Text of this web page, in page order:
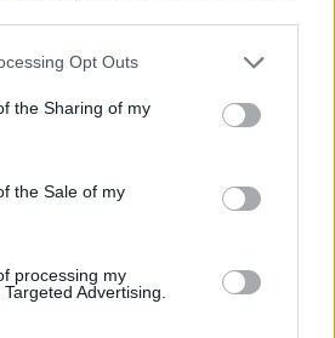
Opt Outs
the Sharing of my
the Sale of my
processing my
Advertising.
csattanás volt” – így
vissza a kedd esti
a csíkszeredai
veszteség, kilenc
eltiltották a Sepsi